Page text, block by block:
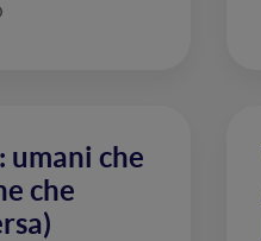
umani che
che